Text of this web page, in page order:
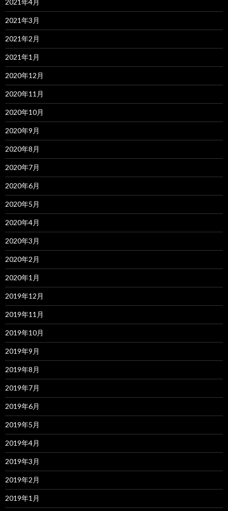
2021年3月
2021年2月
2021年1月
2020年12月
2020年11月
2020年10月
2020年9月
2020年8月
2020年7月
2020年6月
2020年5月
2020年4月
2020年3月
2020年2月
2020年1月
2019年12月
2019年11月
2019年10月
2019年9月
2019年8月
2019年7月
2019年6月
2019年5月
2019年4月
2019年3月
2019年2月
2019年1月